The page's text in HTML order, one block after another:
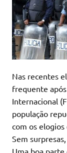
Nas recentes
frequente
Internacional
população
com os elogios
Sem
Uma boa